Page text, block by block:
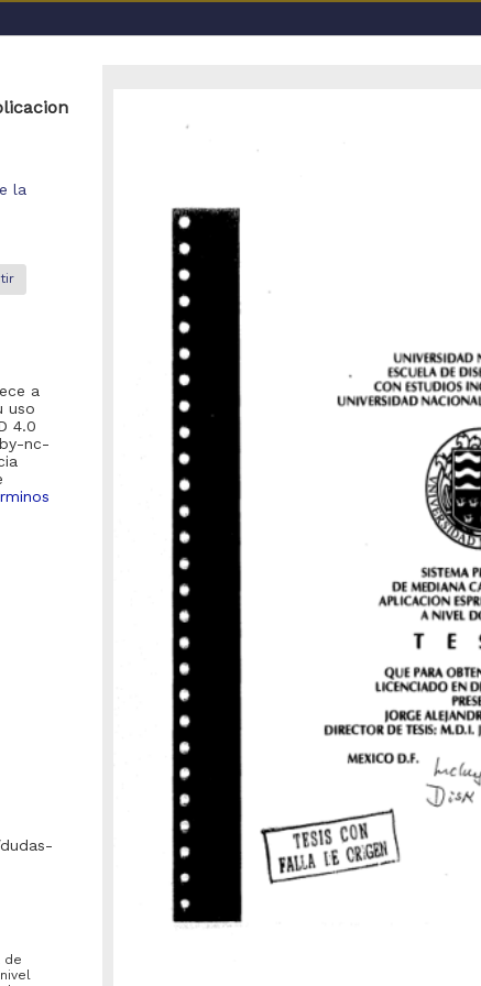
se encontraron
realizar una de las siguientes acciones:
Eliminar los filtros de opciones avanzadas y realizar la búsqueda
Debido a que el enlace posiblemente haya caducado, realizar
la pagina de inicio
la
a
uso
4.0
nc-
de